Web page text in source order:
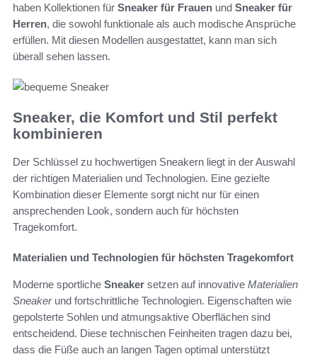
haben Kollektionen für Sneaker für Frauen und Sneaker für
Herren, die sowohl funktionale als auch modische Ansprüche
erfüllen. Mit diesen Modellen ausgestattet, kann man sich
überall sehen lassen.
Sneaker, die Komfort und Stil perfekt
kombinieren
Der Schlüssel zu hochwertigen Sneakern liegt in der Auswahl
der richtigen Materialien und Technologien. Eine gezielte
Kombination dieser Elemente sorgt nicht nur für einen
ansprechenden Look, sondern auch für höchsten
Tragekomfort.
Materialien und Technologien für höchsten Tragekomfort
Moderne sportliche Sneaker setzen auf innovative Materialien
Sneakerund fortschrittliche Technologien. Eigenschaften wie
gepolsterte Sohlen und atmungsaktive Oberflächen sind
entscheidend. Diese technischen Feinheiten tragen dazu bei,
dass die Füße auch an langen Tagen optimal unterstützt